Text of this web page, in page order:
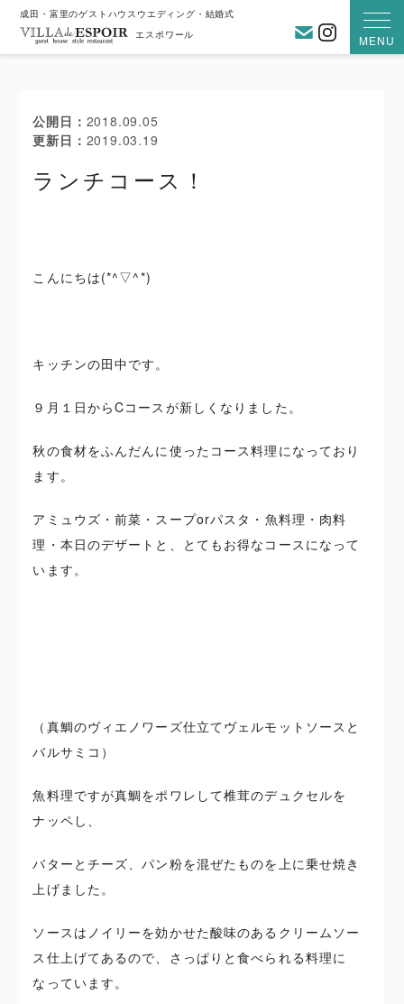
成田・富里のゲストハウスウエディング・結婚式
エスポワール
MENU
お問い合わ
公開日
2018.09.05
更新日
2019.03.19
ランチコース！
こんにちは(*^▽^*)
キッチンの田中です。
９月１日からCコースが新しくなりました。
秋の食材をふんだんに使ったコース料理になっており
ます。
アミュウズ・前菜・スープorパスタ・魚料理・肉料
理・本日のデザートと、とてもお得なコースになって
います。
（真鯛のヴィエノワーズ仕立てヴェルモットソースと
バルサミコ）
魚料理ですが真鯛をポワレして椎茸のデュクセルを
ナッペし、
バターとチーズ、パン粉を混ぜたものを上に乗せ焼き
上げました。
ソースはノイリーを効かせた酸味のあるクリームソー
ス仕上げてあるので、さっぱりと食べられる料理に
なっています。